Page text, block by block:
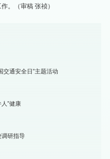
。（审稿 张祯）
交通安全日”主题活动
”健康
调研指导